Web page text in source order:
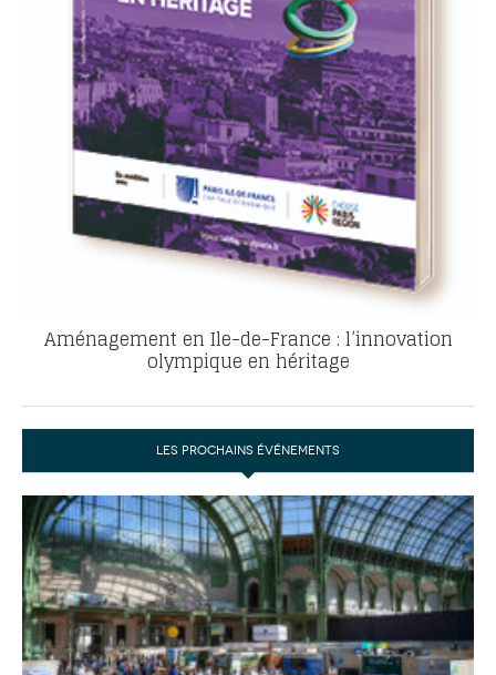
Aménagement en Ile-de-France : l’innovation
olympique en héritage
LES PROCHAINS ÉVÉNEMENTS